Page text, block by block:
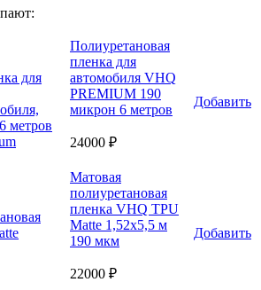
Полиуретановая
пленка для
автомобиля VHQ
PREMIUM 190
микрон 6 метров
24000 ₽
Добавить
Матовая
полиуретановая
пленка VHQ TPU
Matte 1,52х5,5 м
190 мкм
22000 ₽
Добавить